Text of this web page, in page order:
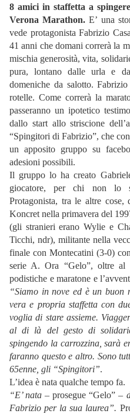
8 amici in staffetta a
Verona Marathon. E’ una
vede protagonista Fabrizio
41 anni che domani correrà la
mischia generosità, vita,
pura, lontano dalle urla e
domeniche da salotto.
rotelle. Come correrà la
passeranno un ipotetico
dallo start allo striscione
“Spingitori di Fabrizio”, che
un apposito gruppo su
adesioni possibili.
Il gruppo lo ha creato
giocatore, per chi non lo
Protagonista, tra le altre cose,
Koncret nella primavera del
(gli stranieri erano Wylie e
Ticchi, ndr), militante nella
finale con Montecatini (3-0)
serie A. Ora “Gelo”, oltre
podistiche e maratone e
“Siamo in nove ed è un buon
vera e propria staffetta con
voglia di stare assieme.
al di là del gesto di
spingendo la carrozzina, sarà
faranno questo e altro. Sono
65enne, gli “Spingitori”.
L’idea è nata qualche tempo fa.
“E’ nata – prosegue “Gelo” –
Fabrizio per la sua laurea”.